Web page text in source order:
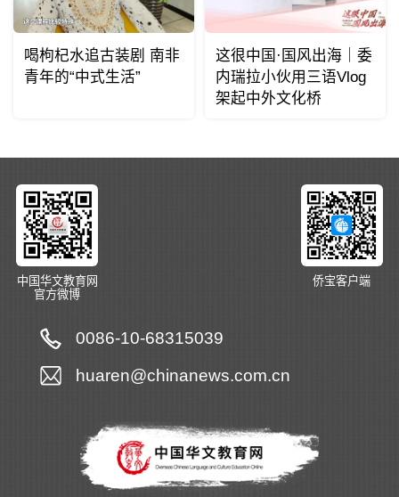
喝枸杞水追古装剧 南非
青年的“中式生活”
这很中国·国风出海｜委
内瑞拉小伙用三语Vlog
架起中外文化桥
中国华文教育网
官方微博
侨宝客户端
0086-10-68315039
huaren@chinanews.com.cn